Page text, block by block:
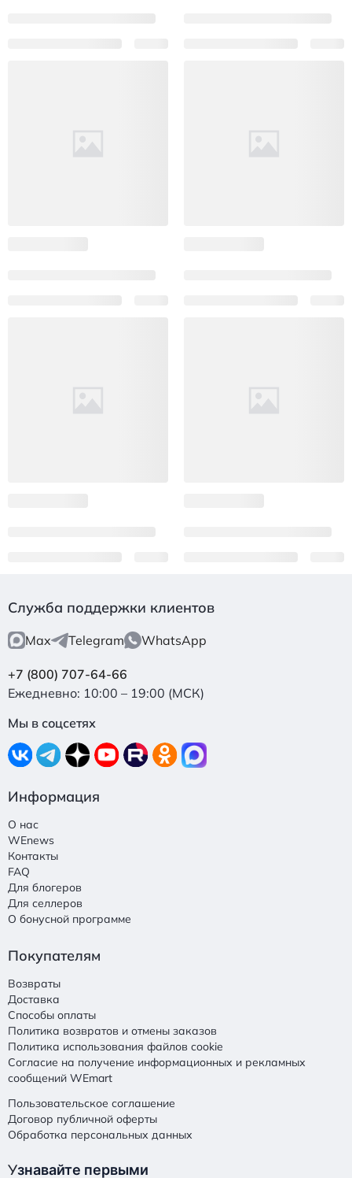
Служба поддержки клиентов
Max Telegram WhatsApp
+7 (800) 707-64-66
Ежедневно: 10:00 – 19:00 (МСК)
Мы в соцсетях
Информация
О нас
WEnews
Контакты
FAQ
Для блогеров
Для селлеров
О бонусной программе
Покупателям
Возвраты
Доставка
Способы оплаты
Политика возвратов и отмены заказов
Политика использования файлов cookie
Согласие на получение информационных и рекламных
сообщений WEmart
Пользовательское соглашение
Договор публичной оферты
Обработка персональных данных
Узнавайте первыми